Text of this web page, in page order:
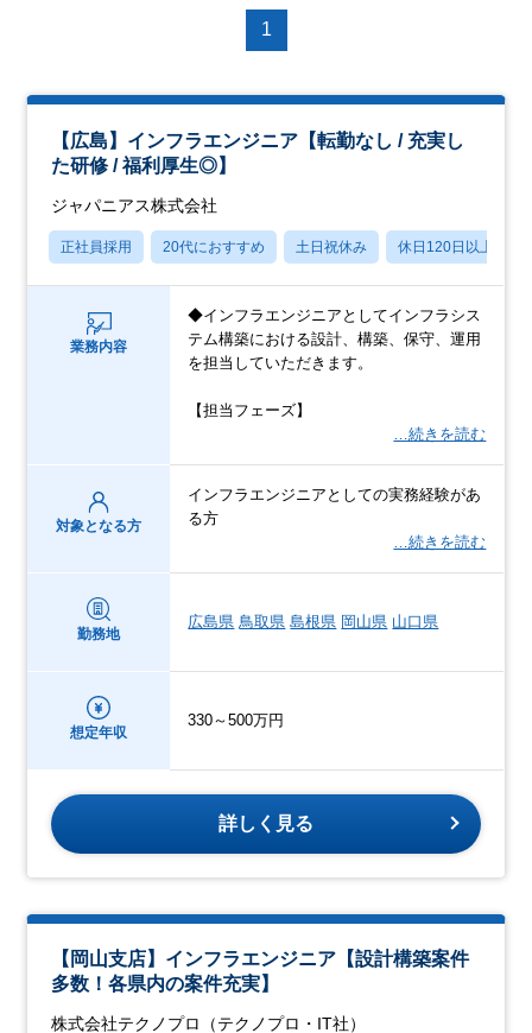
1
【広島】インフラエンジニア【転勤なし / 充実し
た研修 / 福利厚生◎】
ジャパニアス株式会社
正社員採用 20代におすすめ 土日祝休み 休日120日以上
業務内容
◆インフラエンジニアとしてインフラシス
テム構築における設計、構築、保守、運用
を担当していただきます。
【担当フェーズ】
…続きを読む
対象となる方
インフラエンジニアとしての実務経験があ
る方
…続きを読む
勤務地
広島県 鳥取県 島根県 岡山県 山口県
想定年収
330～500万円
詳しく見る
【岡山支店】インフラエンジニア【設計構築案件
多数！各県内の案件充実】
株式会社テクノプロ（テクノプロ・IT社）